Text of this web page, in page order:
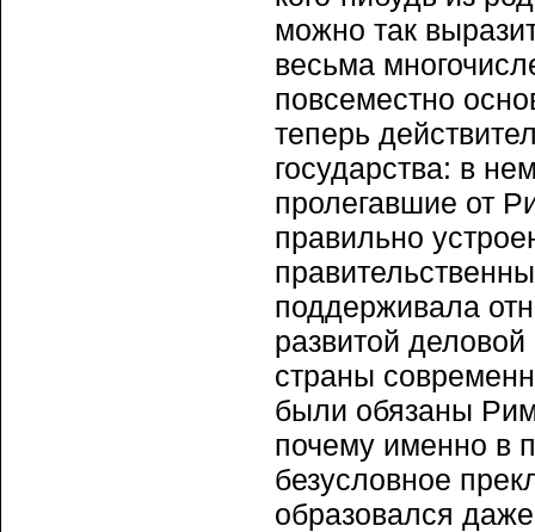
можно так
весьма
повсеместно
теперь
государства: в
пролегавшие от
правильно
поддерживала
развитой
страны
были обязаны
почему именно в
безусловное
образовался